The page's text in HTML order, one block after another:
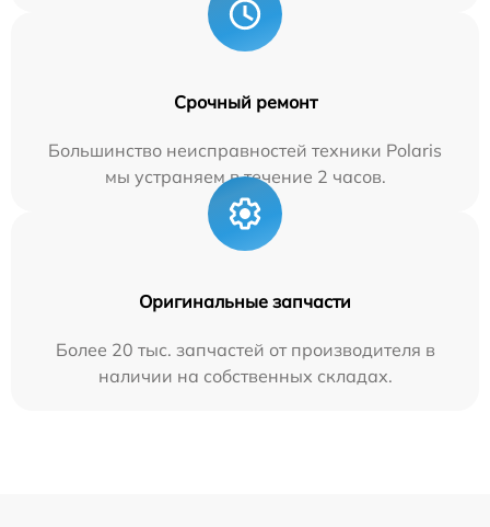
Срочный ремонт
Большинство неисправностей техники Polaris
мы устраняем в течение 2 часов.
Оригинальные запчасти
Более 20 тыс. запчастей от производителя в
наличии на собственных складах.